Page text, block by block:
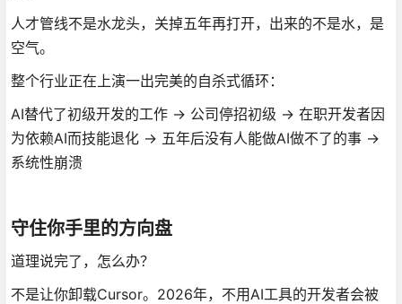
人才管线不是水龙头，关掉五年再打开，出来的不是水，是
空气。
整个行业正在上演一出完美的自杀式循环：
AI替代了初级开发的工作 → 公司停招初级 → 在职开发者因
为依赖AI而技能退化 → 五年后没有人能做AI做不了的事 →
系统性崩溃
守住你手里的方向盘
道理说完了，怎么办？
不是让你卸载Cursor。2026年，不用AI工具的开发者会被